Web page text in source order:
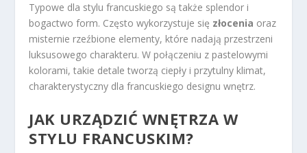
Typowe dla stylu francuskiego są także splendor i
bogactwo form. Często wykorzystuje się złocenia oraz
misternie rzeźbione elementy, które nadają przestrzeni
luksusowego charakteru. W połączeniu z pastelowymi
kolorami, takie detale tworzą ciepły i przytulny klimat,
charakterystyczny dla francuskiego designu wnętrz.
JAK URZĄDZIĆ WNĘTRZA W
STYLU FRANCUSKIM?